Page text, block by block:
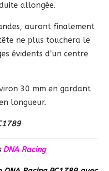
allongée.
auront finalement
ne plus touchera le
évidents d’un centre
30 mm en gardant
longueur.
DNA Racing